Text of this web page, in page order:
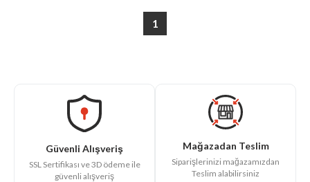
1
Güvenli Alışveriş
SSL Sertifikası ve 3D ödeme ile
güvenli alışveriş
Mağazadan Teslim
Siparişlerinizi mağazamızdan
Teslim alabilirsiniz